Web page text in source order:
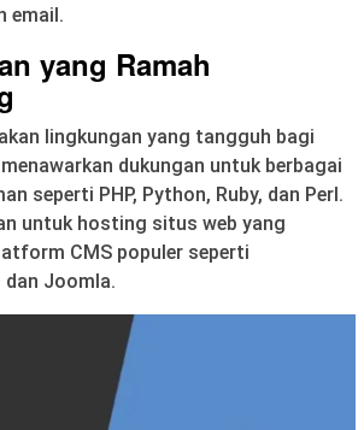
email.
yang Ramah
lingkungan yang tangguh bagi
dukungan untuk berbagai
seperti PHP, Python, Ruby, dan Perl.
untuk hosting situs web yang
CMS populer seperti
dan Joomla.